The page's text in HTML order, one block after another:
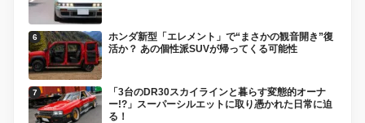
ホンダ新型「エレメント」で“まさかの観音開き”復
活か？ あの個性派SUVが帰ってくる可能性
「3台のDR30スカイラインと暮らす変態的オーナ
ー!?」スーパーシルエットに取り憑かれた日常に迫
る！